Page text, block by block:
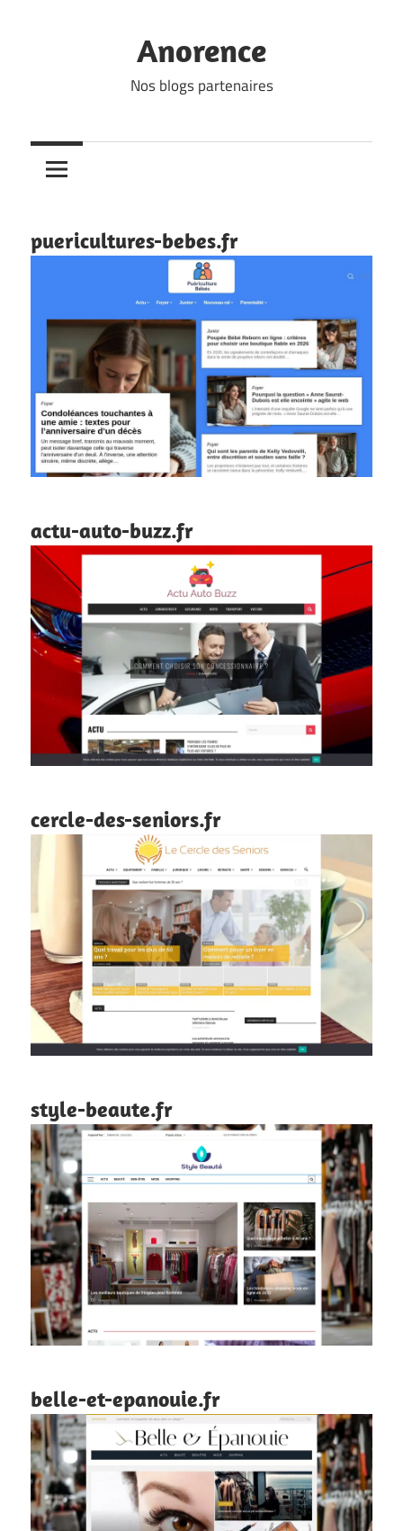
Anorence
Nos blogs partenaires
puericultures-bebes.fr
actu-auto-buzz.fr
cercle-des-seniors.fr
style-beaute.fr
belle-et-epanouie.fr